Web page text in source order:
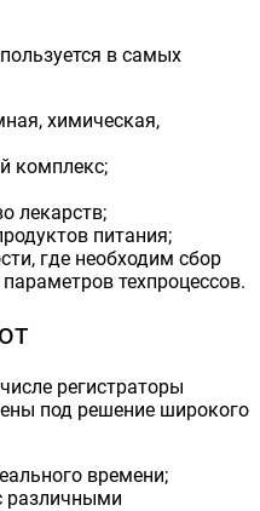
в самых
химическая,
комплекс;
лекарств;
питания;
где необходим сбор
техпроцессов.
регистраторы
под решение широкого
времени;
различными